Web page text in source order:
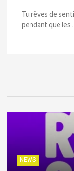
Tu rêves de
pendant que les
NEWS